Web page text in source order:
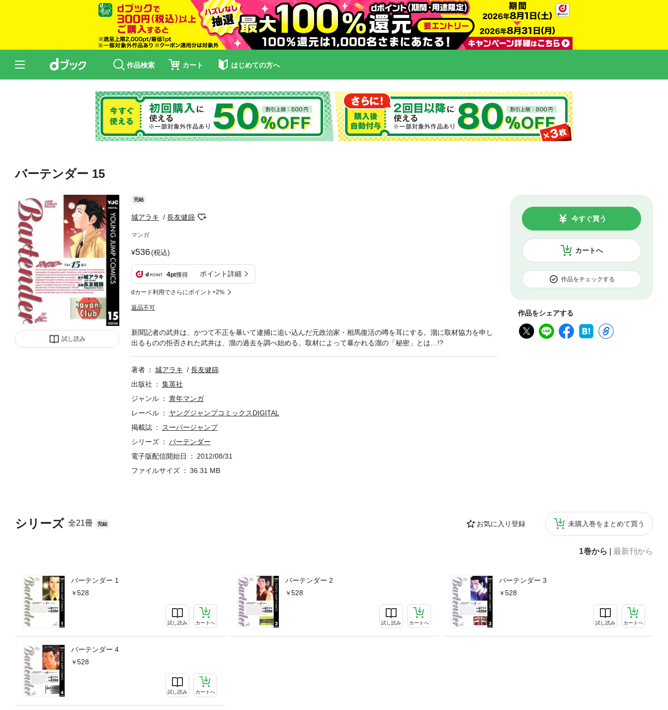
作品検索 カート はじめての方へ
バーテンダー 15
試し読み
完結
城アラキ 長友健篩
マンガ
536(税込)
4pt獲得 ポイント詳細
dカード利用でさらにポイント+2%
返品不可
カートへ
今すぐ買う
作品をチェックする
作品をシェアする
シリーズ 全21冊 完結 お気に入り登録 未購入巻をまとめて買う
1巻から 最新刊から
バーテンダー 1
528
試し読み カートへ
バーテンダー 2
528
試し読み カートへ
バーテンダー 3
528
試し読み カートへ
バーテンダー 4
528
試し読み カートへ
新聞記者の武井は、かつて不正を暴いて逮捕に追い込んだ元政治家・相馬復活の噂を耳にする。溜に取材協力を申し
出るものの拒否された武井は、溜の過去を調べ始める。取材によって暴かれる溜の「秘密」とは…!?
著者 城アラキ
長友健篩
出版社
集英社
ジャンル
青年マンガ
レーベル
ヤングジャンプコミックスDIGITAL
掲載誌
スーパージャンプ
シリーズ
バーテンダー
電子版配信開始日
2012/08/31
ファイルサイズ
36.31 MB